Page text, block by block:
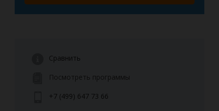
Сравнить
Посмотреть программы
+7 (499) 647 73 66